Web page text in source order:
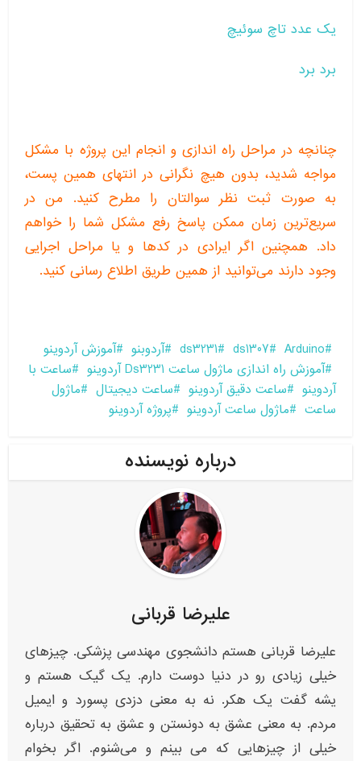
یک عدد تاچ سوئیچ
برد برد
چنانچه در مراحل راه اندازی و انجام این پروژه با مشکل
مواجه شدید، بدون هیچ نگرانی در انتهای همین پست،
به صورت ثبت نظر سوالتان را مطرح کنید. من در
سریع‌ترین زمان ممکن پاسخ رفع مشکل شما را خواهم
داد. همچنین اگر ایرادی در کدها و یا مراحل اجرایی
وجود دارند می‌توانید از همین طریق اطلاع رسانی کنید.
Arduino
ds1307
ds3231 آردوبنو
آموزش آردوینو
آموزش راه اندازی ماژول ساعت Ds3231 آردوینو
ساعت با
آردوینو
ساعت دقیق آردوینو ساعت دیجیتال
ماژول
ساعت
ماژول ساعت آردوینو پروژه آردوینو
درباره نویسنده
علیرضا قربانی
علیرضا قربانی هستم دانشجوی مهندسی پزشکی. چیزهای
خیلی زیادی رو در دنیا دوست دارم. یک گیک هستم و
یشه گفت یک هکر. نه به معنی دزدی پسورد و ایمیل
مردم. به معنی عشق به دونستن و عشق به تحقیق درباره
خیلی از چیزهایی که می بینم و می‌شنوم. اگر بخوام